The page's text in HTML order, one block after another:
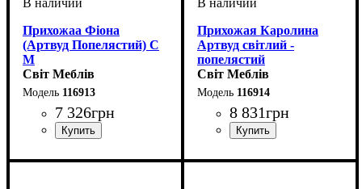
Прихожаа Фіона
(Артвуд Попелястий) С
М
Світ Меблів
116913
7 326грн
Прихожая Каролина
Артвуд світлий -
попелястий
Світ Меблів
116914
8 831грн